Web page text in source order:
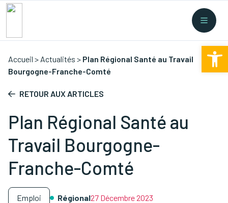
Collectes Nouvelles législations/
Accueil > Actualités > Plan Régional Santé au Travail
Bourgogne-Franche-Comté
RETOUR AUX ARTICLES
Plan Régional Santé au
Travail Bourgogne-
Franche-Comté
Emploi Régional27 Décembre 2023